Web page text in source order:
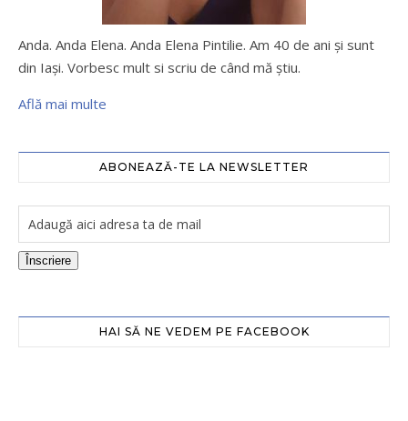
Anda. Anda Elena. Anda Elena Pintilie. Am 40 de ani şi sunt
din Iaşi. Vorbesc mult si scriu de când mă ştiu.
Află mai multe
ABONEAZĂ-TE LA NEWSLETTER
Înscriere
HAI SĂ NE VEDEM PE FACEBOOK